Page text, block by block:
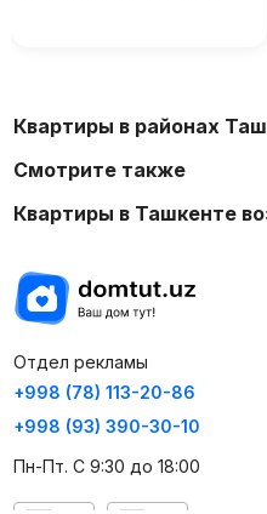
Квартиры в районах
Смотрите также
Квартиры в Ташкенте
Отдел рекламы
+998 (78) 113-20-86
+998 (93) 390-30-10
Пн-Пт. С 9:30 до 18:00